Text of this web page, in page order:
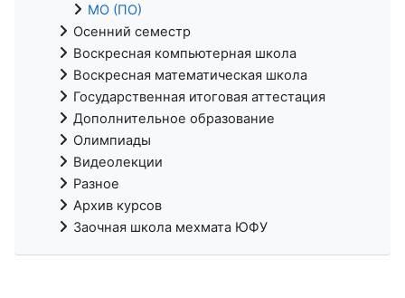
МО (ПО)
Осенний семестр
Воскресная компьютерная школа
Воскресная математическая школа
Государственная итоговая аттестация
Дополнительное образование
Олимпиады
Видеолекции
Разное
Архив курсов
Заочная школа мехмата ЮФУ